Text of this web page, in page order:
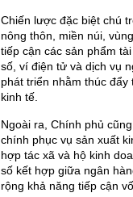
Chiến lược đặc biệt chú
nông thôn, miền núi,
tiếp cận các sản phẩm
số, ví điện tử và dịch vụ
phát triển nhằm thúc
kinh tế.
Ngoài ra, Chính phủ
chính phục vụ sản xuất
hợp tác xã và hộ kinh
số kết hợp giữa ngân
rộng khả năng tiếp cận